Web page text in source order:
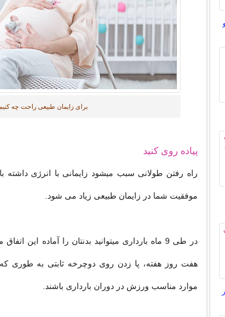
برای زایمان طبیعی راحت چه کنیم
پیاده روی کنید
راه رفتن طولانی سبب میشود زایمانی با انرژی داشته
موفقیت شما در زایمان طبیعی زیاد می شود.
هفت روز هفته، پا زدن روی دوچرخه ثابتی به طوری که
موارد مناسب ورزش در دوران بارداری باشند.